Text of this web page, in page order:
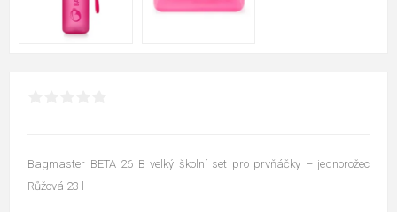
Bagmaster BETA 26 B velký školní set pro prvňáčky – jednorožec
Růžová 23 l